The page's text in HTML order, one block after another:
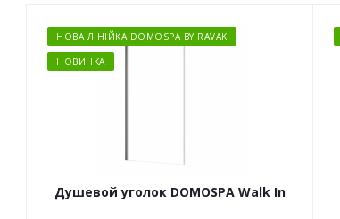
НОВА ЛІНІЙКА DOMOSPA BY RAVAK
НОВИНКА
Душевой уголок DOMOSPA Walk In